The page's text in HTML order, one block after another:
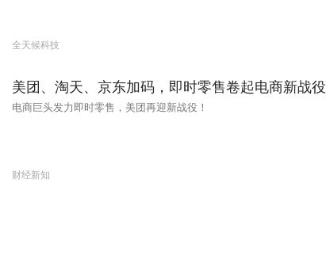
全天候科技
美团、淘天、京东加码，即时零售卷起电商新战役
电商巨头发力即时零售，美团再迎新战役！
财经新知